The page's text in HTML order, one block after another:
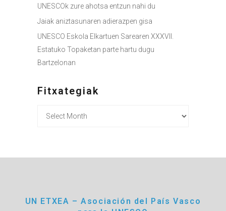
UNESCOk zure ahotsa entzun nahi du
Jaiak aniztasunaren adierazpen gisa
UNESCO Eskola Elkartuen Sarearen XXXVII.
Estatuko Topaketan parte hartu dugu
Bartzelonan
Fitxategiak
UN ETXEA – Asociación del País Vasco